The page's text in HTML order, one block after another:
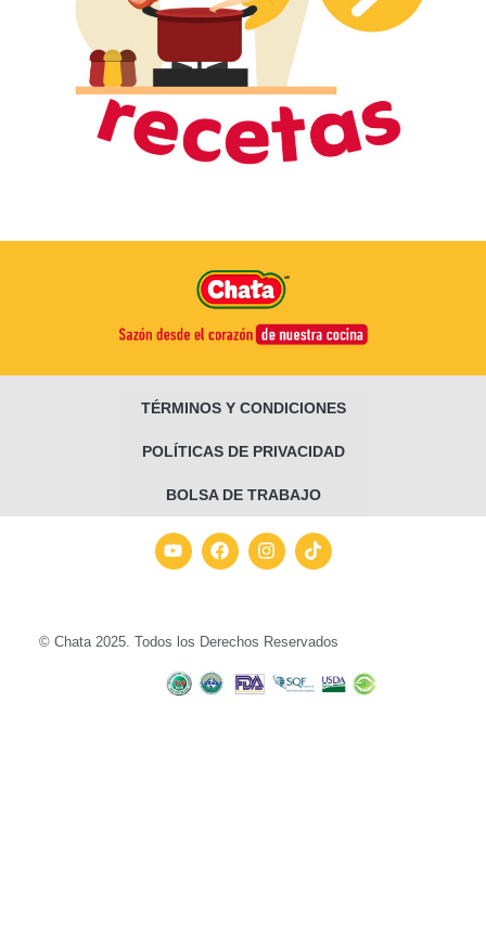
TÉRMINOS Y CONDICIONES
POLÍTICAS DE PRIVACIDAD
BOLSA DE TRABAJO
© Chata 2025. Todos los Derechos Reservados